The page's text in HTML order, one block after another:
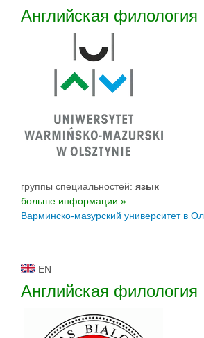
Английская филология
группы специальностей: язык
больше информации »
Варминско-мазурский yниверситет в
EN
Английская филология